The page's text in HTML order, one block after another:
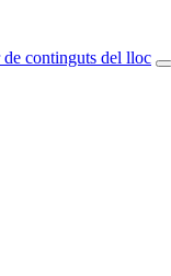
de continguts del lloc